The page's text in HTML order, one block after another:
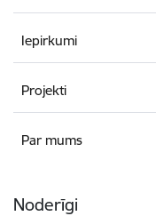
Iepirkumi
Projekti
Par mums
Noderīgi